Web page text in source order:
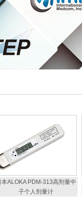
本ALOKA PDM-313高剂量中
子个人剂量计